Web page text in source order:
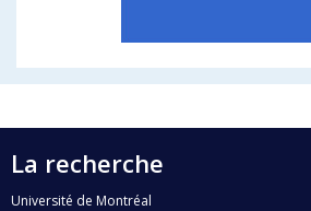
La recherche
Université de Montréal